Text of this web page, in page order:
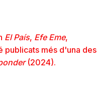
El País, Efe Eme,
publicats més d'una
(2024).